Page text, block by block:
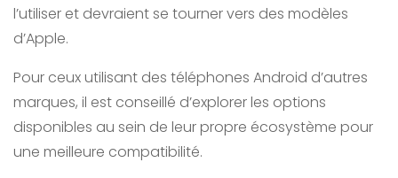
l’utiliser et devraient se tourner vers des modèles
d’Apple.
Pour ceux utilisant des téléphones Android d’autres
marques, il est conseillé d’explorer les options
disponibles au sein de leur propre écosystème pour
une meilleure compatibilité.